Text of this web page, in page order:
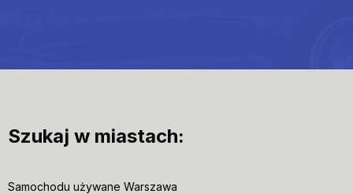
Szukaj w miastach:
Samochodu używane Warszawa